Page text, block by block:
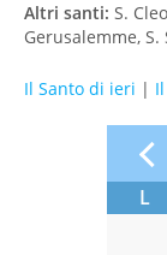
Altri santi: S.
Gerusalemme, S.
Il Santo di ieri |
L